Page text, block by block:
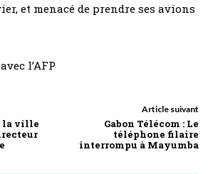
et menacé de prendre ses avions
l’AFP
la ville
Article suivant
Gabon Télécom : Le
téléphone filaire
interrompu à Mayumba